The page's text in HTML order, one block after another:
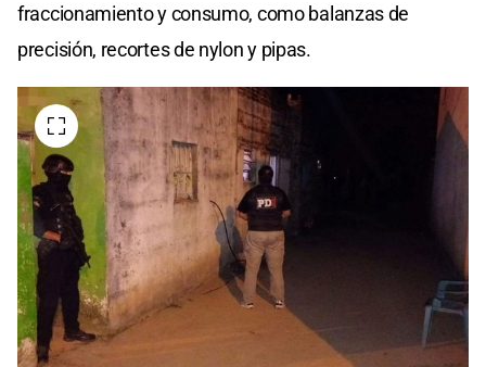
fraccionamiento y consumo, como balanzas de
precisión, recortes de nylon y pipas.